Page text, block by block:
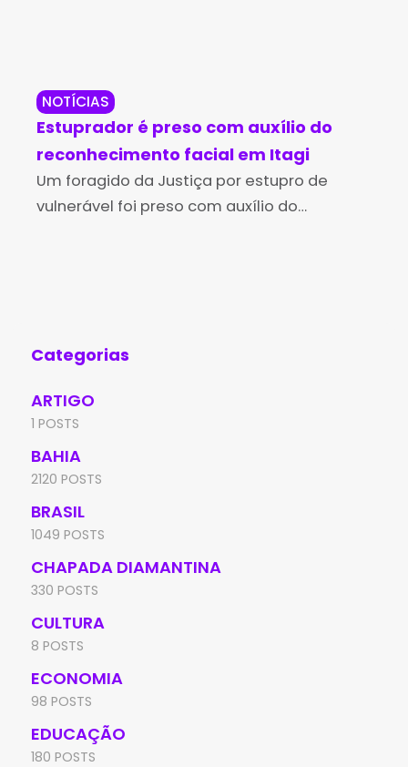
NOTÍCIAS
Estuprador é preso com auxílio do
reconhecimento facial em Itagi
Um foragido da Justiça por estupro de
vulnerável foi preso com auxílio do
Categorias
ARTIGO
1 POSTS
BAHIA
2120 POSTS
BRASIL
1049 POSTS
CHAPADA DIAMANTINA
330 POSTS
CULTURA
8 POSTS
ECONOMIA
98 POSTS
EDUCAÇÃO
180 POSTS